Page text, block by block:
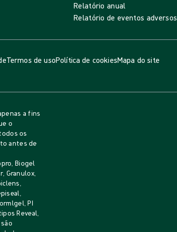
Relatório anual
Relatório de eventos adversos
Termos de usoPolítica de cookiesMapa do site
a fins
o
os
antes de
Biogel
Granulox,
PI
Reveal,